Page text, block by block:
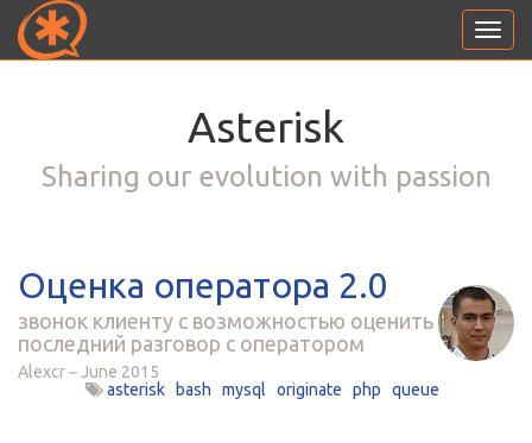
Asterisk
Sharing our evolution with passion
Оценка оператора 2.0
звонок клиенту с возможностью оценить
последний разговор с оператором
Alexcr
June 2015
asterisk
bash mysql originate php queue